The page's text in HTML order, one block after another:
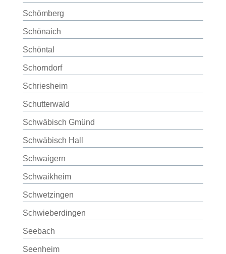
Schömberg
Schönaich
Schöntal
Schorndorf
Schriesheim
Schutterwald
Schwäbisch Gmünd
Schwäbisch Hall
Schwaigern
Schwaikheim
Schwetzingen
Schwieberdingen
Seebach
Seenheim